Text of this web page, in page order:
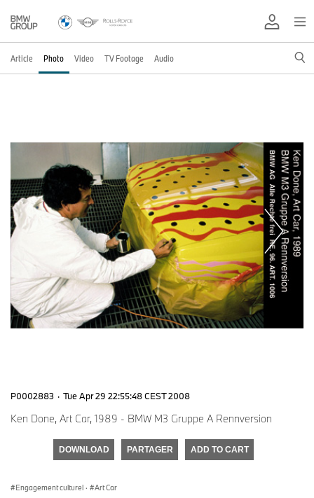
Article Photo Video TV Footage Audio
P0002883 · Tue Apr 29 22:55:48 CEST 2008
Ken Done, Art Car, 1989 - BMW M3 Gruppe A Rennversion
DOWNLOAD PARTAGER ADD TO CART
Engagement culturel · Art Car